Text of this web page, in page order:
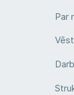
Par